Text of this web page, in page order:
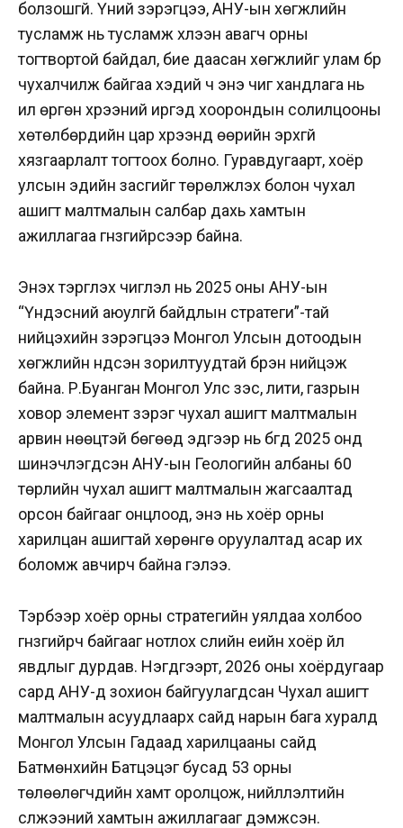
болзошгүй. Үүний зэрэгцээ, АНУ-ын хөгжлийн
тусламж нь тусламж хүлээн авагч орны
тогтвортой байдал, бие даасан хөгжлийг улам бүр
чухалчилж байгаа хэдий ч энэ чиг хандлага нь
илүү өргөн хүрээний иргэд хоорондын солилцооны
хөтөлбөрүүдийн цар хүрээнд өөрийн эрхгүй
хязгаарлалт тогтоох болно. Гуравдугаарт, хоёр
улсын эдийн засгийг төрөлжүүлэх болон чухал
ашигт малтмалын салбар дахь хамтын
ажиллагаа гүнзгийрсээр байна.
Энэхүү тэргүүлэх чиглэл нь 2025 оны АНУ-ын
“Үндэсний аюулгүй байдлын стратеги”-тай
нийцэхийн зэрэгцээ Монгол Улсын дотоодын
хөгжлийн үндсэн зорилтуудтай бүрэн нийцэж
байна. Р.Буанган Монгол Улс зэс, лити, газрын
ховор элемент зэрэг чухал ашигт малтмалын
арвин нөөцтэй бөгөөд эдгээр нь бүгд 2025 онд
шинэчлэгдсэн АНУ-ын Геологийн албаны 60
төрлийн чухал ашигт малтмалын жагсаалтад
орсон байгааг онцлоод, энэ нь хоёр орны
харилцан ашигтай хөрөнгө оруулалтад асар их
боломж авчирч байна гэлээ.
Тэрбээр хоёр орны стратегийн уялдаа холбоо
гүнзгийрч байгааг нотлох сүүлийн үеийн хоёр үйл
явдлыг дурдав. Нэгдүгээрт, 2026 оны хоёрдугаар
сард АНУ-д зохион байгуулагдсан Чухал ашигт
малтмалын асуудлаарх сайд нарын бага хуралд
Монгол Улсын Гадаад харилцааны сайд
Батмөнхийн Батцэцэг бусад 53 орны
төлөөлөгчдийн хамт оролцож, нийлүүлэлтийн
сүлжээний хамтын ажиллагааг дэмжсэн.